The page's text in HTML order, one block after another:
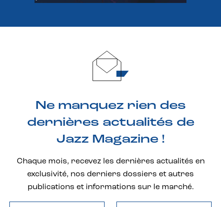
Ne manquez rien des
dernières actualités de
Jazz Magazine !
Chaque mois, recevez les dernières actualités en
exclusivité, nos derniers dossiers et autres
publications et informations sur le marché.